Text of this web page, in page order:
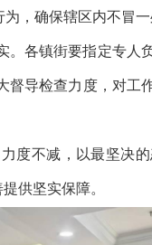
，确保辖区内不冒
各镇街要指定专人
导检查力度，对
度不减，以最坚决
供坚实保障。